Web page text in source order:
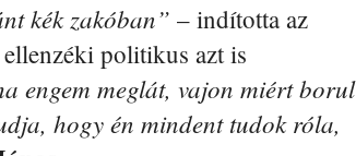
kék zakóban” – indította az
politikus azt is
engem meglát, vajon miért borul
hogy én mindent tudok róla,